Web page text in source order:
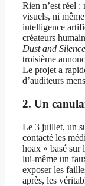
Rien n’est réel
visuels, ni
intelligence
créateurs
Dust and Silence
troisième
Le projet a
d’auditeurs
2. Un
Le 3 juillet, un
contacté les
hoax » basé sur
lui-même un
exposer les
après, les